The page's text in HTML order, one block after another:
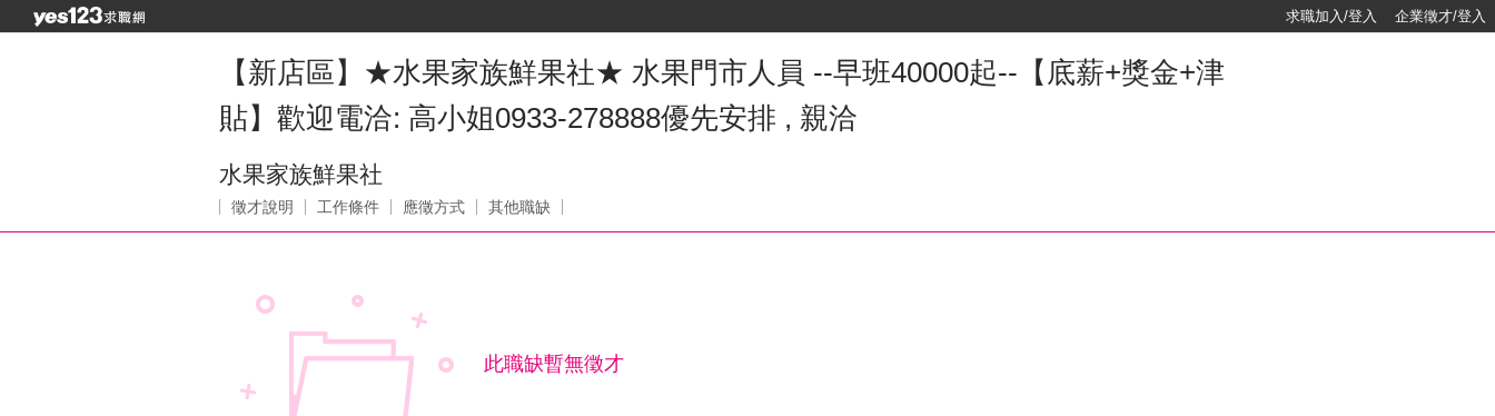
求職加入/登入 企業徵才/登入
【新店區】★水果家族鮮果社★ 水果門市人員 --早班40000起--【底薪+獎金+津
貼】歡迎電洽: 高小姐0933-278888優先安排 , 親洽
水果家族鮮果社
徵才說明 工作條件 應徵方式 其他職缺
此職缺暫無徵才